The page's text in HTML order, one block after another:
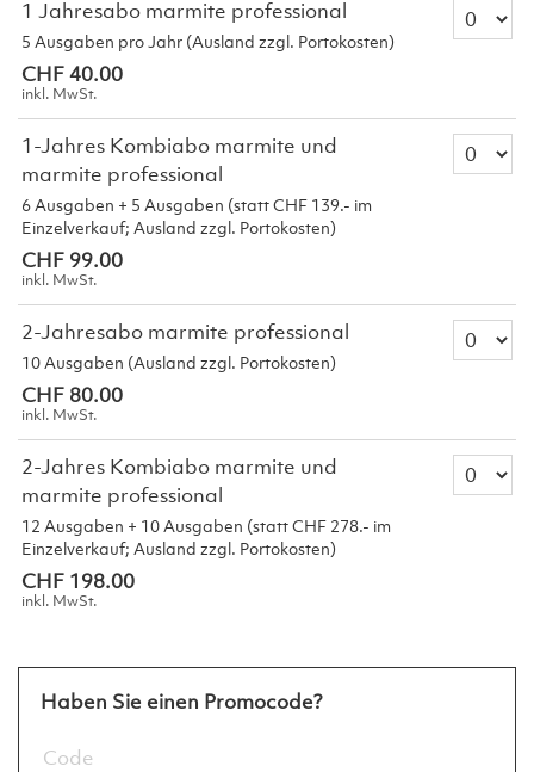
1 Jahresabo marmite professional
5 Ausgaben pro Jahr (Ausland zzgl. Portokosten)
CHF 40.00
inkl. MwSt.
Anzahl
1-Jahres Kombiabo marmite und
marmite professional
6 Ausgaben + 5 Ausgaben (statt CHF 139.- im
Einzelverkauf; Ausland zzgl. Portokosten)
CHF 99.00
inkl. MwSt.
Anzahl
2-Jahresabo marmite professional
10 Ausgaben (Ausland zzgl. Portokosten)
CHF 80.00
inkl. MwSt.
Anzahl
2-Jahres Kombiabo marmite und
marmite professional
12 Ausgaben + 10 Ausgaben (statt CHF 278.- im
Einzelverkauf; Ausland zzgl. Portokosten)
CHF 198.00
inkl. MwSt.
Anzahl
Haben Sie einen Promocode?